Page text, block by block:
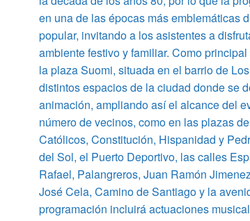
en una de las épocas más emblemáticas
popular, invitando a los asistentes a
ambiente festivo y familiar. Como
la plaza Suomi, situada en el barrio de
distintos espacios de la ciudad donde se
animación, ampliando así el alcance del
número de vecinos, como en las plazas
Católicos, Constitución, Hispanidad y
del Sol, el Puerto Deportivo, las calles
Rafael, Palangreros, Juan Ramón
José Cela, Camino de Santiago y la
programación incluirá actuaciones